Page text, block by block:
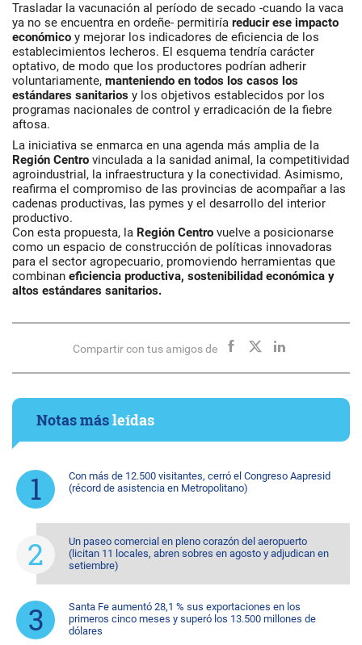
Trasladar la vacunación al período de secado -cuando la vaca
ya no se encuentra en ordeñe- permitiría reducir ese impacto
económico y mejorar los indicadores de eficiencia de los
establecimientos lecheros. El esquema tendría carácter
optativo, de modo que los productores podrían adherir
voluntariamente, manteniendo en todos los casos los
estándares sanitarios y los objetivos establecidos por los
programas nacionales de control y erradicación de la fiebre
aftosa.
La iniciativa se enmarca en una agenda más amplia de la
Región Centro vinculada a la sanidad animal, la competitividad
agroindustrial, la infraestructura y la conectividad. Asimismo,
reafirma el compromiso de las provincias de acompañar a las
cadenas productivas, las pymes y el desarrollo del interior
productivo.
Con esta propuesta, la Región Centro vuelve a posicionarse
como un espacio de construcción de políticas innovadoras
para el sector agropecuario, promoviendo herramientas que
combinan eficiencia productiva, sostenibilidad económica y
altos estándares sanitarios.
Compartir con tus amigos de
Notas másleídas
Con más de 12.500 visitantes, cerró el Congreso Aapresid
(récord de asistencia en Metropolitano)
Un paseo comercial en pleno corazón del aeropuerto
(licitan 11 locales, abren sobres en agosto y adjudican en
setiembre)
Santa Fe aumentó 28,1 % sus exportaciones en los
primeros cinco meses y superó los 13.500 millones de
dólares